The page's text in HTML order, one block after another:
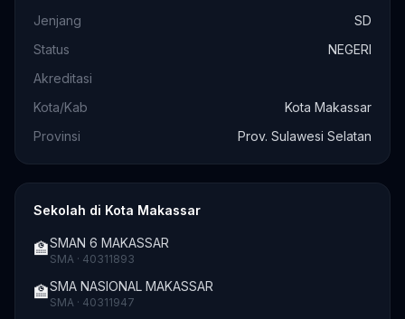
Jenjang
SD
Status
NEGERI
Akreditasi
Kota/Kab
Kota Makassar
Provinsi
Prov. Sulawesi Selatan
Sekolah di Kota Makassar
🏫SMAN 6 MAKASSAR
SMA · 40311893
🏫SMA NASIONAL MAKASSAR
SMA · 40311947